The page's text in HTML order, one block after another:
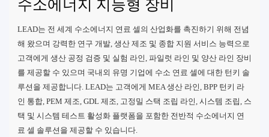
수소에너지 지능형 장비
LEAD는 전 세계 수소에너지 연료 셀의 산업화를 촉진하기 위해 전념
해 왔으며 강력한 연구 개발, 생산 제조 및 종합 지원 서비스 능력으로
고객에게 생산 공정 검증 및 실험 라인, 파일럿 라인 및 양산 라인 장비
를 제공할 수 있으며 국내외 유명 기업에 수소 연료 셀에 대한 턴키 솔
루션을 제공합니다. LEAD는 고객에게 MEA 생산 라인, BPP 턴키 라
인 통합, PEM 제조, GDL 제조, 고정밀 스택 조립 라인, 시스템 조립, 스
택 및 시스템 테스트 활성화 플랫폼을 포함한 전반적 수소에너지 연
료 셀 솔루션을 제공할 수 있습니다.